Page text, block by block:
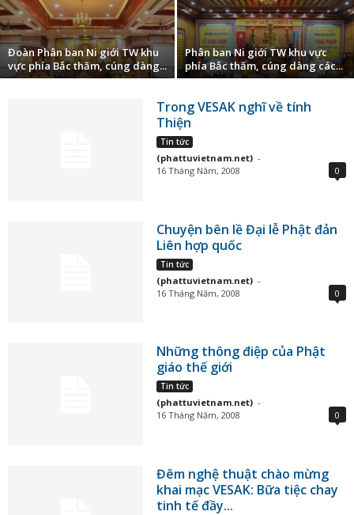
Đoàn Phân ban Ni giới TW khu
vực phía Bắc thăm, cúng dàng...
Phân ban Ni giới TW khu vực
phía Bắc thăm, cúng dàng các...
Trong VESAK nghĩ về tính
Thiện
Tin tức
(phattuvietnam.net) -
16 Tháng Năm, 2008
0
Chuyện bên lề Đại lễ Phật đản
Liên hợp quốc
Tin tức
(phattuvietnam.net) -
16 Tháng Năm, 2008
0
Những thông điệp của Phật
giáo thế giới
Tin tức
(phattuvietnam.net) -
16 Tháng Năm, 2008
0
Đêm nghệ thuật chào mừng
khai mạc VESAK: Bữa tiệc chay
tinh tế đầy...